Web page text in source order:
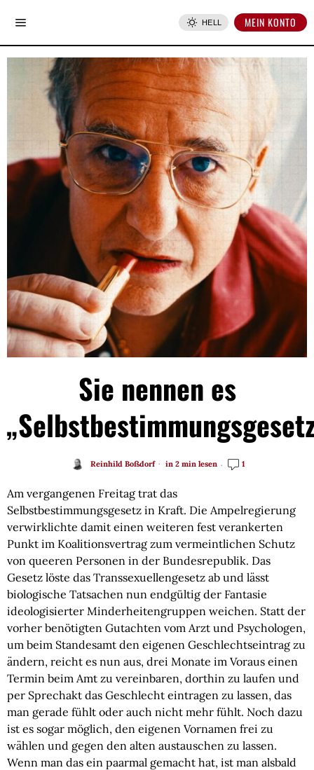
HELL MEIN KONTO
Sie nennen es
Reinhild Boßdorf in 2 min lesen 1
Am vergangenen Freitag trat das
Selbstbestimmungsgesetz in Kraft. Die Ampelregierung
verwirklichte damit einen weiteren fest verankerten
Punkt im Koalitionsvertrag zum vermeintlichen Schutz
von queeren Personen in der Bundesrepublik. Das
Gesetz löste das Transsexuellengesetz ab und lässt
biologische Tatsachen nun endgültig der Fantasie
ideologisierter Minderheitengruppen weichen. Statt der
vorher benötigten Gutachten vom Arzt und Psychologen,
um beim Standesamt den eigenen Geschlechtseintrag zu
ändern, reicht es nun aus, drei Monate im Voraus einen
Termin beim Amt zu vereinbaren, dorthin zu laufen und
per Sprechakt das Geschlecht eintragen zu lassen, das
man gerade fühlt oder auch nicht mehr fühlt. Noch dazu
ist es sogar möglich, den eigenen Vornamen frei zu
wählen und gegen den alten austauschen zu lassen.
Wenn man das ein paarmal gemacht hat, ist man alsbald